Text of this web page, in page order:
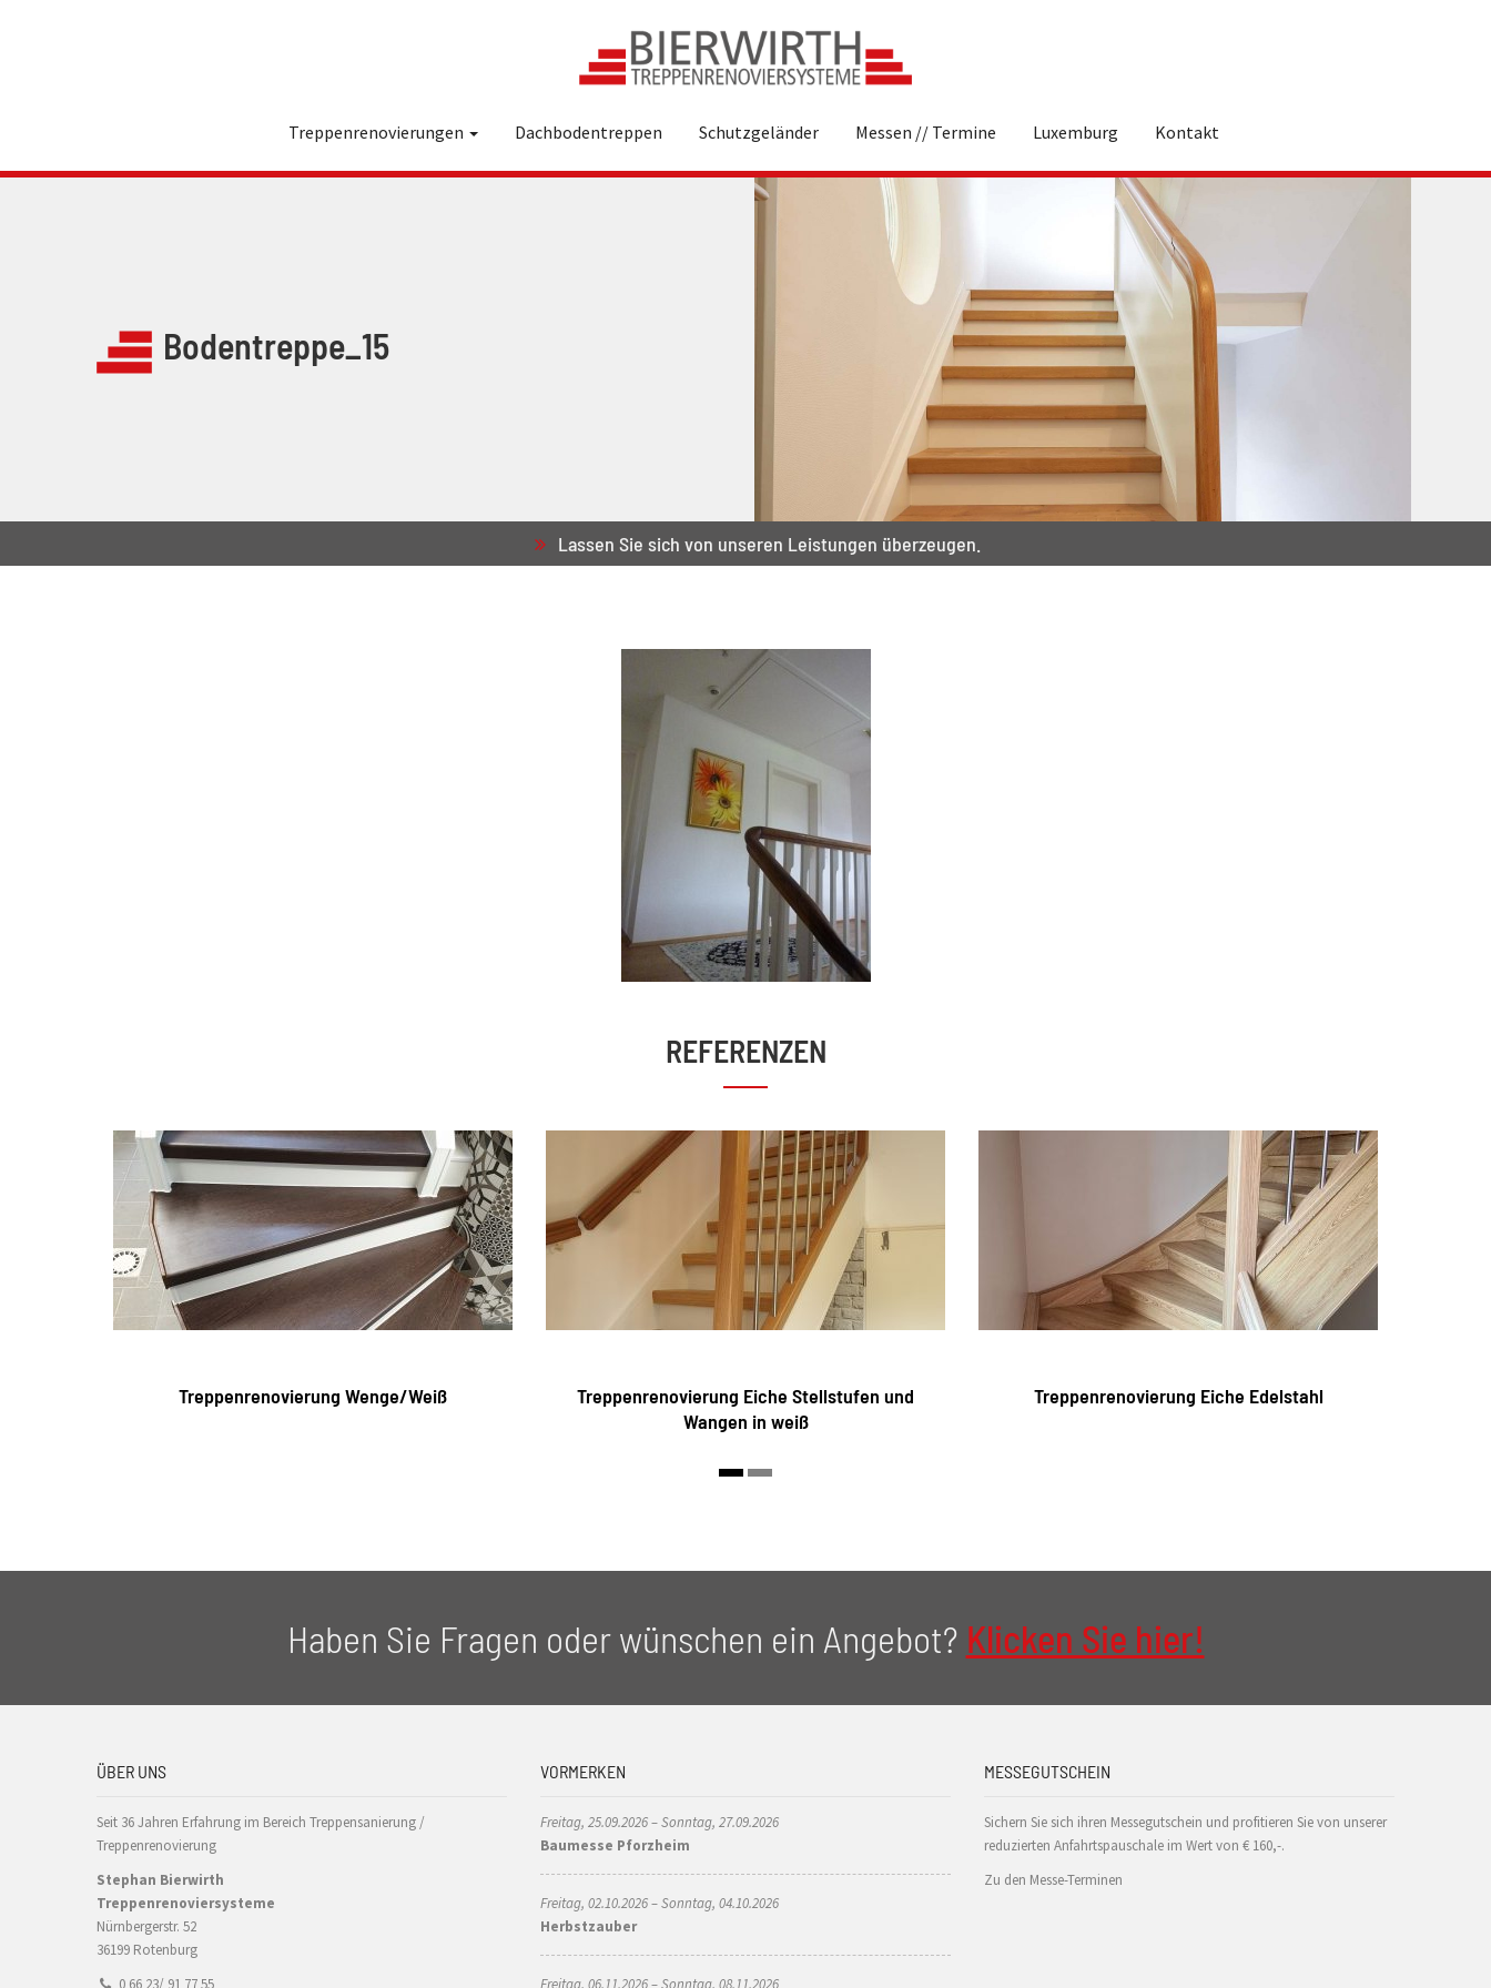
Treppenrenovierungen Dachbodentreppen Schutzgeländer Messen // Termine Luxemburg Kontakt
Bodentreppe_15
Lassen Sie sich von unseren Leistungen überzeugen.
REFERENZEN
Treppenrenovierung Wenge/Weiß
Treppenrenovierung Eiche Stellstufen und
Wangen in weiß
Treppenrenovierung Eiche Edelstahl
Haben Sie Fragen oder wünschen ein Angebot? Klicken Sie hier!
ÜBER UNS
Seit 36 Jahren Erfahrung im Bereich Treppensanierung /
Treppenrenovierung
Stephan Bierwirth
Treppenrenoviersysteme
Nürnbergerstr. 52
36199 Rotenburg
0 66 23/ 91 77 55
VORMERKEN
Freitag, 25.09.2026 – Sonntag, 27.09.2026
Baumesse Pforzheim
Freitag, 02.10.2026 – Sonntag, 04.10.2026
Herbstzauber
Freitag, 06.11.2026 – Sonntag, 08.11.2026
MESSEGUTSCHEIN
Sichern Sie sich ihren Messegutschein und profitieren Sie von unserer
reduzierten Anfahrtspauschale im Wert von € 160,-.
Zu den Messe-Terminen